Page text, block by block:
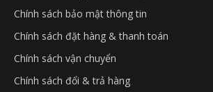
Chính sách bảo mật thông tin
Chính sách đặt hàng & thanh toán
Chính sách vận chuyển
Chính sách đổi & trả hàng